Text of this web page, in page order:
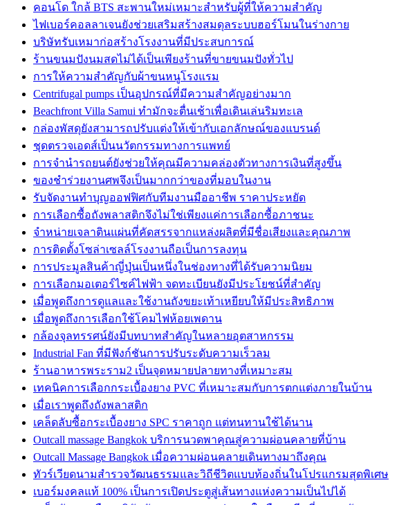
คอนโด ใกล้ BTS สะพานใหม่เหมาะสำหรับผู้ที่ให้ความสำคัญ
ไฟเบอร์คอลลาเจนยังช่วยเสริมสร้างสมดุลระบบฮอร์โมนในร่างกาย
บริษัทรับเหมาก่อสร้างโรงงานที่มีประสบการณ์
ร้านขนมปังนมสดไม่ได้เป็นเพียงร้านที่ขายขนมปังทั่วไป
การให้ความสำคัญกับผ้าขนหนูโรงแรม
Centrifugal pumps เป็นอุปกรณ์ที่มีความสำคัญอย่างมาก
Beachfront Villa Samui ทำมักจะตื่นเช้าเพื่อเดินเล่นริมทะเล
กล่องพัสดุยังสามารถปรับแต่งให้เข้ากับเอกลักษณ์ของแบรนด์
ชุดตรวจเอดส์เป็นนวัตกรรมทางการแพทย์
การจำนำรถยนต์ยังช่วยให้คุณมีความคล่องตัวทางการเงินที่สูงขึ้น
ของชำร่วยงานศพจึงเป็นมากกว่าของที่มอบในงาน
รับจัดงานทำบุญออฟฟิศกับทีมงานมืออาชีพ ราคาประหยัด
การเลือกซื้อถังพลาสติกจึงไม่ใช่เพียงแค่การเลือกซื้อภาชนะ
จำหน่ายเจลาตินแผ่นที่คัดสรรจากแหล่งผลิตที่มีชื่อเสียงและคุณภาพ
การติดตั้งโซล่าเซลล์โรงงานถือเป็นการลงทุน
การประมูลสินค้าญี่ปุ่นเป็นหนึ่งในช่องทางที่ได้รับความนิยม
การเลือกมอเตอร์ไซค์ไฟฟ้า จดทะเบียนยังมีประโยชน์ที่สำคัญ
เมื่อพูดถึงการดูแลและใช้งานถังขยะเท้าเหยียบให้มีประสิทธิภาพ
เมื่อพูดถึงการเลือกใช้โคมไฟห้อยเพดาน
กล้องจุลทรรศน์ยังมีบทบาทสำคัญในหลายอุตสาหกรรม
Industrial Fan ที่มีฟังก์ชันการปรับระดับความเร็วลม
ร้านอาหารพระราม2 เป็นจุดหมายปลายทางที่เหมาะสม
เทคนิคการเลือกกระเบื้องยาง PVC ที่เหมาะสมกับการตกแต่งภายในบ้าน
เมื่อเราพูดถึงถังพลาสติก
เคล็ดลับซื้อกระเบื้องยาง SPC ราคาถูก แต่ทนทานใช้ได้นาน
Outcall massage Bangkok บริการนวดพาคุณสู่ความผ่อนคลายที่บ้าน
Outcall Massage Bangkok เมื่อความผ่อนคลายเดินทางมาถึงคุณ
ทัวร์เวียดนามสำรวจวัฒนธรรมและวิถีชีวิตแบบท้องถิ่นในโปรแกรมสุดพิเศษ
เบอร์มงคลแท้ 100% เป็นการเปิดประตูสู่เส้นทางแห่งความเป็นไปได้